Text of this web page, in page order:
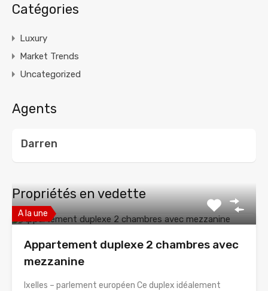
Catégories
Luxury
Market Trends
Uncategorized
Agents
Darren
Propriétés en vedette
A la une
Appartement duplexe 2 chambres avec
mezzanine
Ixelles – parlement européen Ce duplex idéalement